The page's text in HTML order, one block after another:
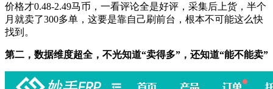
价格才0.48-2.49马币，一看评论全是好评，采集后上货，半个
月就卖了300多单，这要是靠自己刷前台，根本不可能这么快
找到。
第二，数据维度超全，不光知道“卖得多”，还知道“能不能卖”